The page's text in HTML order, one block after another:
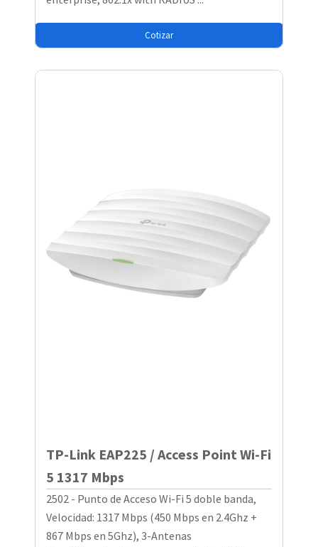
Cotizar
TP-Link EAP225 / Access Point Wi-Fi
5 1317 Mbps
2502 - Punto de Acceso Wi-Fi 5 doble banda,
Velocidad: 1317 Mbps (450 Mbps en 2.4Ghz +
867 Mbps en 5Ghz), 3-Antenas